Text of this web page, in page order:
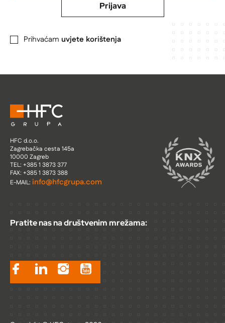
Prijava
Prihvaćam uvjete korištenja
HFC d.o.o.
Zagrebačka cesta 145a
10000 Zagreb
TEL: +385 1 3873 377
FAX: +385 1 3873 388
E-MAIL: info@hfcgrupa.com
Pratite nas na društvenim mrežama: